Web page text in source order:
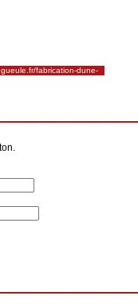
fabrication-dune-
de-latelier-a-nouer/